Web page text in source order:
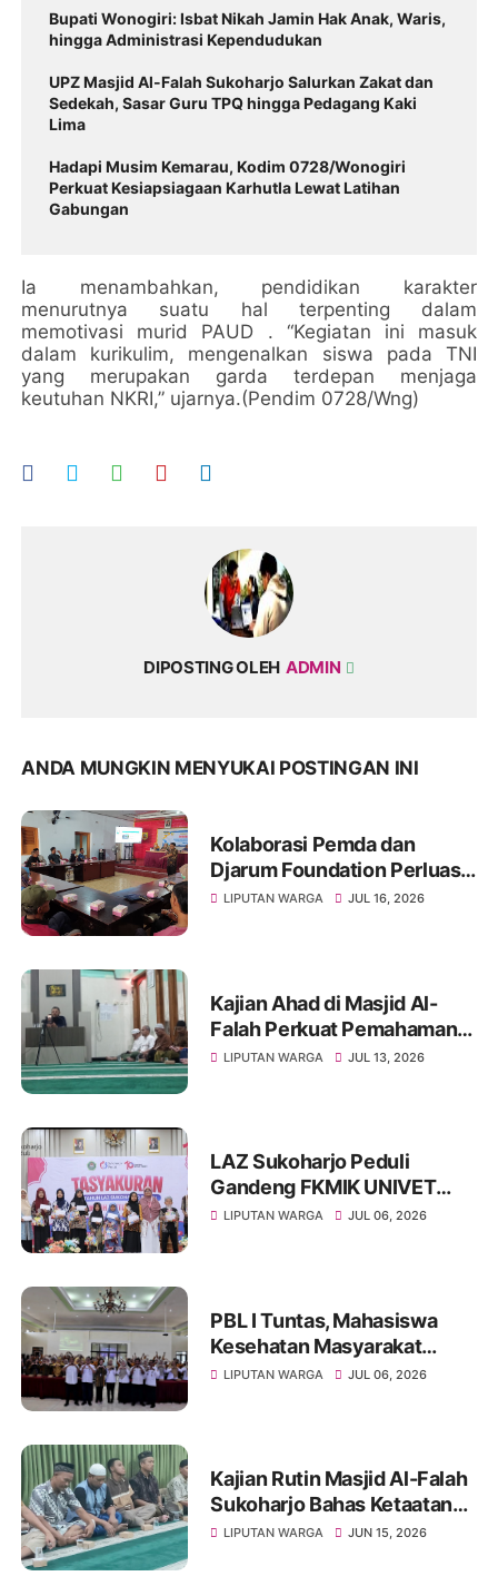
Bupati Wonogiri: Isbat Nikah Jamin Hak Anak, Waris,
hingga Administrasi Kependudukan
UPZ Masjid Al-Falah Sukoharjo Salurkan Zakat dan
Sedekah, Sasar Guru TPQ hingga Pedagang Kaki
Lima
Hadapi Musim Kemarau, Kodim 0728/Wonogiri
Perkuat Kesiapsiagaan Karhutla Lewat Latihan
Gabungan
Ia menambahkan, pendidikan karakter
menurutnya suatu hal terpenting dalam
memotivasi murid PAUD . “Kegiatan ini masuk
dalam kurikulim, mengenalkan siswa pada TNI
yang merupakan garda terdepan menjaga
keutuhan NKRI,” ujarnya.(Pendim 0728/Wng)
DIPOSTING OLEH ADMIN
ANDA MUNGKIN MENYUKAI POSTINGAN INI
Kolaborasi Pemda dan
Djarum Foundation Perluas
Akses Sanitasi Layak di
LIPUTAN WARGA JUL 16, 2026
Kajian Ahad di Masjid Al-
Falah Perkuat Pemahaman
Sunnah dan Tingkatkan
LIPUTAN WARGA JUL 13, 2026
LAZ Sukoharjo Peduli
Gandeng FKMIK UNIVET
BANTARA Santuni Anak
LIPUTAN WARGA JUL 06, 2026
PBL I Tuntas, Mahasiswa
Kesehatan Masyarakat
UNIVET BANTARA Siap
LIPUTAN WARGA JUL 06, 2026
Kajian Rutin Masjid Al-Falah
Sukoharjo Bahas Ketaatan
kepada Rasul sebagai Wujud
LIPUTAN WARGA JUN 15, 2026